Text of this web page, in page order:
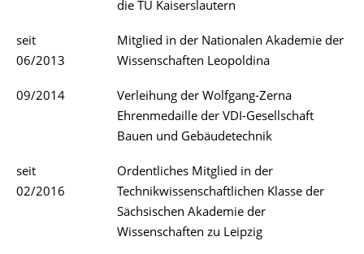
die TU Kaiserslautern
seit
06/2013
Mitglied in der Nationalen Akademie der
Wissenschaften Leopoldina
09/2014
Verleihung der Wolfgang-Zerna
Ehrenmedaille der VDI-Gesellschaft
Bauen und Gebäudetechnik
seit
02/2016
Ordentliches Mitglied in der
Technikwissenschaftlichen Klasse der
Sächsischen Akademie der
Wissenschaften zu Leipzig